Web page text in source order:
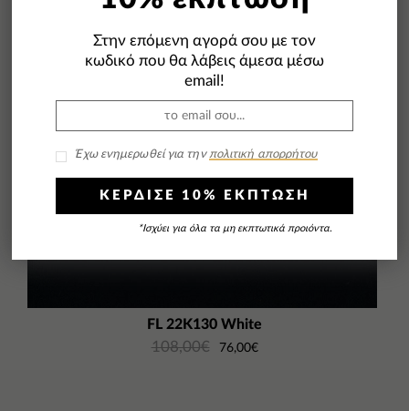
FL 22K130 White
108,00€ 76,00€
Στην επόμενη αγορά σου με τον
κωδικό που θα λάβεις άμεσα μέσω
email!
Έχω ενημερωθεί για τηνπολιτική απορρήτου
ΚΕΡΔΙΣΕ 10% ΕΚΠΤΩΣΗ
*Ισχύει για όλα τα μη εκπτωτικά προιόντα.